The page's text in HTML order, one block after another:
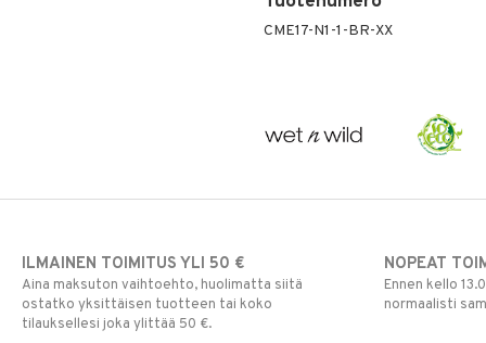
CME17-N1-1-BR-XX
ILMAINEN TOIMITUS YLI 50 €
Aina maksuton vaihtoehto, huolimatta siitä
ostatko yksittäisen tuotteen tai koko
tilauksellesi joka ylittää 50 €.
NOPEAT
Ennen kello
normaalisti